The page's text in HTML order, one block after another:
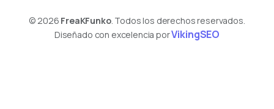
© 2026 FreaKFunko. Todos los derechos reservados.
Diseñado con excelencia porVikingSEO